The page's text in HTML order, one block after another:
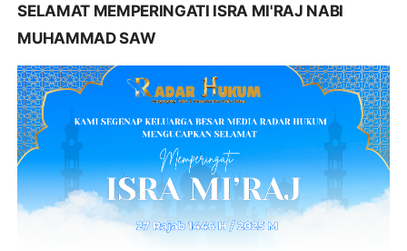
SELAMAT MEMPERINGATI ISRA MI'RAJ NABI
MUHAMMAD SAW